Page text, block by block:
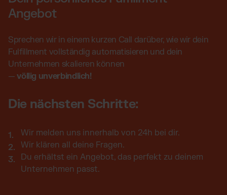
Angebot
Sprechen wir in einem kurzen Call darüber, wie wir dein
Fulfillment vollständig automatisieren und dein
Unternehmen skalieren können
—völlig unverbindlich!
Die nächsten Schritte:
Wir melden uns innerhalb von 24h bei dir.
Wir klären all deine Fragen.
Du erhältst ein Angebot, das perfekt zu deinem
Unternehmen passt.